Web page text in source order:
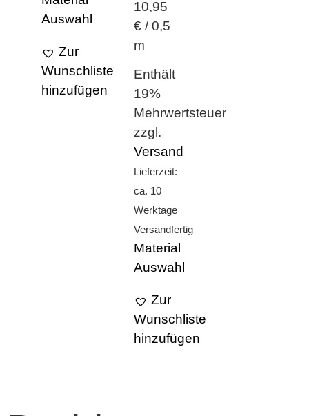
Auswahl
Zur
Wunschliste
hinzufügen
10,95
€ / 0,5
m
Enthält
19%
Mehrwertsteuer
zzgl.
Versand
Lieferzeit:
ca. 10
Werktage
Versandfertig
Material
Auswahl
Zur
Wunschliste
hinzufügen